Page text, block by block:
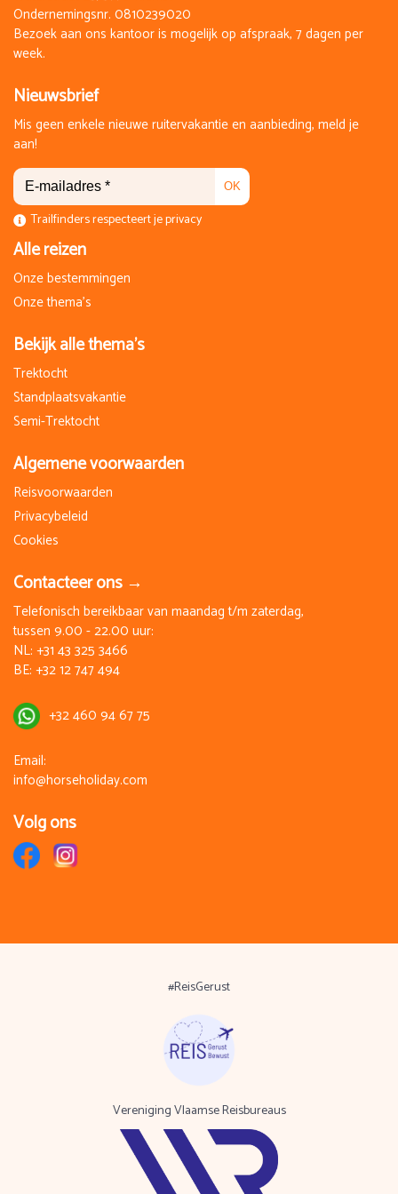
annuleringskosten van 100% van de prijs van de reis.
Ondernemingsnr. 0810239020
Bezoek aan ons kantoor is mogelijk op afspraak, 7 dagen per
week.
Nieuwsbrief
Mis geen enkele nieuwe ruitervakantie en aanbieding, meld je
aan!
OK
Trailfinders respecteert je privacy
Alle reizen
Onze bestemmingen
Onze thema's
Bekijk alle thema's
Trektocht
Standplaatsvakantie
Semi-Trektocht
Algemene voorwaarden
Reisvoorwaarden
Privacybeleid
Cookies
Contacteer ons →
Telefonisch bereikbaar van maandag t/m zaterdag,
tussen 9.00 - 22.00 uur:
NL: +31 43 325 3466
BE: +32 12 747 494
+32 460 94 67 75
Email:
info@horseholiday.com
Volg ons
#ReisGerust
Vereniging Vlaamse Reisbureaus